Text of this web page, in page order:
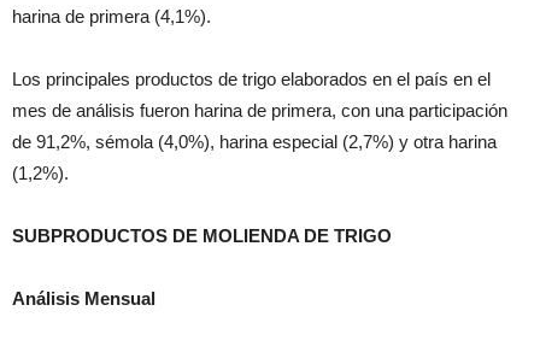
harina de primera (4,1%).
Los principales productos de trigo elaborados en el país en el
mes de análisis fueron harina de primera, con una participación
de 91,2%, sémola (4,0%), harina especial (2,7%) y otra harina
(1,2%).
SUBPRODUCTOS DE MOLIENDA DE TRIGO
Análisis Mensual